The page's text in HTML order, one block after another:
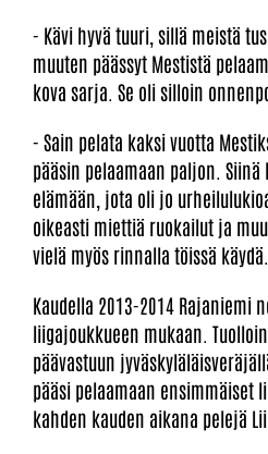
- Kävi hyvä tuuri, sillä meistä
muuten päässyt Mestistä
kova sarja. Se oli silloin
- Sain pelata kaksi vuotta
pääsin pelaamaan paljon.
elämään, jota oli jo
oikeasti miettiä ruokailut ja
vielä myös rinnalla töissä käydä.
Kaudella 2013-2014 Rajaniemi
liigajoukkueen mukaan. Tuolloin
päävastuun
pääsi pelaamaan ensimmäiset
kahden kauden aikana pelejä